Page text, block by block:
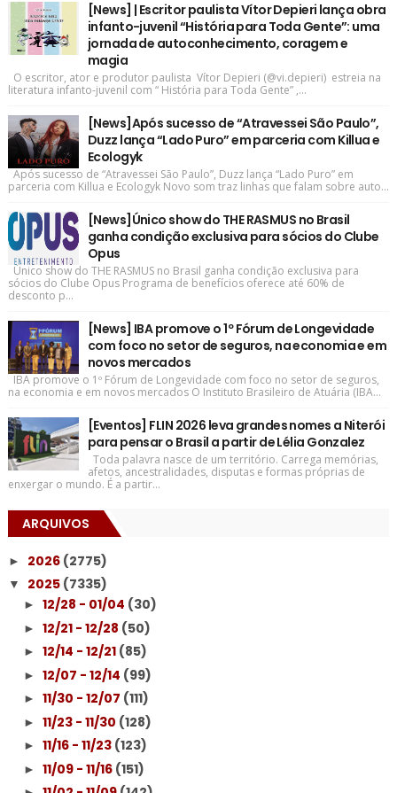
[News] | Escritor paulista Vítor Depieri lança obra
infanto-juvenil “História para Toda Gente”: uma
jornada de autoconhecimento, coragem e
magia
O escritor, ator e produtor paulista Vítor Depieri (@vi.depieri) estreia na
literatura infanto-juvenil com “ História para Toda Gente” ,...
[News]Após sucesso de “Atravessei São Paulo”,
Duzz lança “Lado Puro” em parceria com Killua e
Ecologyk
Após sucesso de “Atravessei São Paulo”, Duzz lança “Lado Puro” em
parceria com Killua e Ecologyk Novo som traz linhas que falam sobre auto...
[News]Único show do THE RASMUS no Brasil
ganha condição exclusiva para sócios do Clube
Opus
Único show do THE RASMUS no Brasil ganha condição exclusiva para
sócios do Clube Opus Programa de benefícios oferece até 60% de
desconto p...
[News] IBA promove o 1º Fórum de Longevidade
com foco no setor de seguros, na economia e em
novos mercados
IBA promove o 1º Fórum de Longevidade com foco no setor de seguros,
na economia e em novos mercados O Instituto Brasileiro de Atuária (IBA...
[Eventos] FLIN 2026 leva grandes nomes a Niterói
para pensar o Brasil a partir de Lélia Gonzalez
Toda palavra nasce de um território. Carrega memórias,
afetos, ancestralidades, disputas e formas próprias de
enxergar o mundo. É a partir...
ARQUIVOS
► 2026 (2775)
▼ 2025 (7335)
► 12/28 - 01/04 (30)
► 12/21 - 12/28 (50)
► 12/14 - 12/21 (85)
► 12/07 - 12/14 (99)
► 11/30 - 12/07 (111)
► 11/23 - 11/30 (128)
► 11/16 - 11/23 (123)
► 11/09 - 11/16 (151)